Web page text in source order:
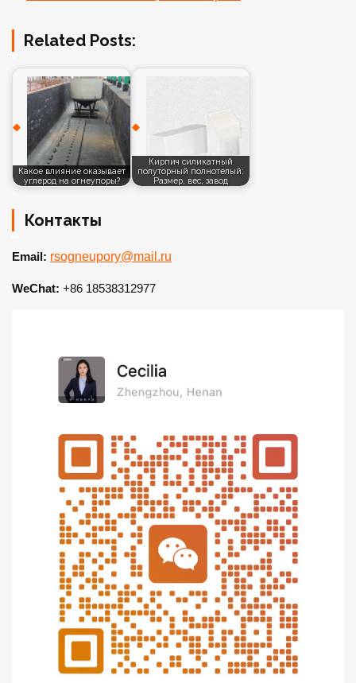
Related Posts:
Какое влияние оказывает
углерод на огнеупоры?
Кирпич силикатный
полуторный полнотелый:
Размер, вес, завод
Контакты
Email: rsogneupory@mail.ru
WeChat: +86 18538312977